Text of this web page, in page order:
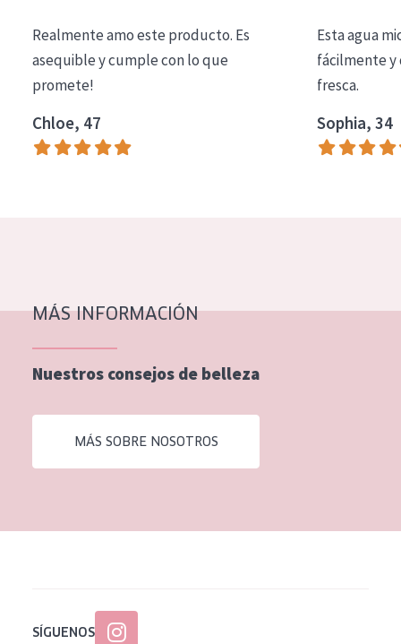
Essentials
Lift+
Expert
Piel madura
Piel menopáusica
EDAD
Realmente amo este producto. Es
asequible y cumple con lo que
promete!
Chloe, 47
Esta agua
fácilmente y
fresca.
Sophia, 34
MÁS INFORMACIÓN
Nuestros consejos de belleza
MÁS SOBRE NOSOTROS
SÍGUENOS